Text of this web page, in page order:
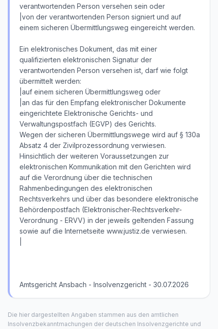
verantwortenden Person versehen sein oder
|von der verantwortenden Person signiert und auf
einem sicheren Übermittlungsweg eingereicht werden.
Ein elektronisches Dokument, das mit einer
qualifizierten elektronischen Signatur der
verantwortenden Person versehen ist, darf wie folgt
übermittelt werden:
|auf einem sicheren Übermittlungsweg oder
|an das für den Empfang elektronischer Dokumente
eingerichtete Elektronische Gerichts- und
Verwaltungspostfach (EGVP) des Gerichts.
Wegen der sicheren Übermittlungswege wird auf § 130a
Absatz 4 der Zivilprozessordnung verwiesen.
Hinsichtlich der weiteren Voraussetzungen zur
elektronischen Kommunikation mit den Gerichten wird
auf die Verordnung über die technischen
Rahmenbedingungen des elektronischen
Rechtsverkehrs und über das besondere elektronische
Behördenpostfach (Elektronischer-Rechtsverkehr-
Verordnung - ERVV) in der jeweils geltenden Fassung
sowie auf die Internetseite www.justiz.de verwiesen.
Amtsgericht Ansbach - Insolvenzgericht - 30.07.2026
Die hier dargestellten Angaben stammen aus den amtlichen
Insolvenzbekanntmachungen der deutschen Insolvenzgerichte und